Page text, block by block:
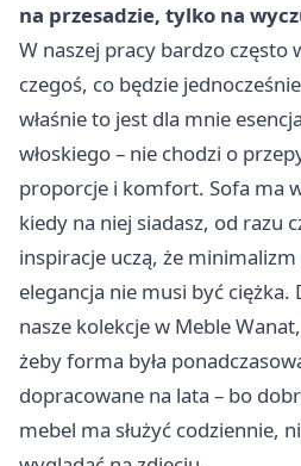
na przesadzie, tylko na
W naszej pracy bardzo często
czegoś, co będzie
właśnie to jest dla mnie
włoskiego – nie chodzi o
proporcje i komfort. Sofa ma
kiedy na niej siadasz, od razu
inspiracje uczą, że minimalizm
elegancja nie musi być
nasze kolekcje w Meble
żeby forma była
dopracowane na lata – bo
mebel ma służyć codziennie,